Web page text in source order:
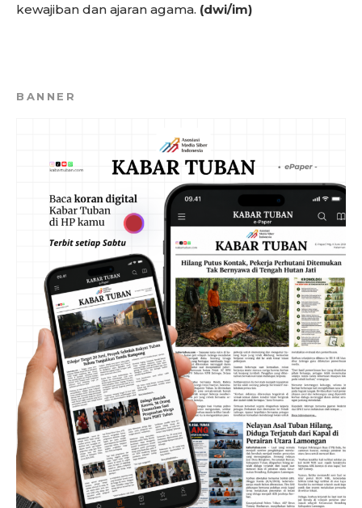
kewajiban dan ajaran agama. (dwi/im)
BANNER